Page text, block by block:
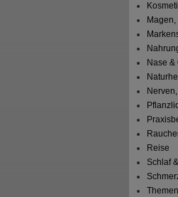
Nase &
Reise
Schlaf
CETEBE
500 mg
Sie